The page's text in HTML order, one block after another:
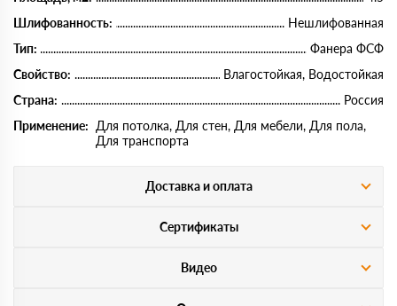
Шлифованность:
Нешлифованная
Тип:
Фанера ФСФ
Свойство:
Влагостойкая, Водостойкая
Страна:
Россия
Применение: Для потолка, Для стен, Для мебели, Для пола,
Для транспорта
Доставка и оплата
Сертификаты
Видео